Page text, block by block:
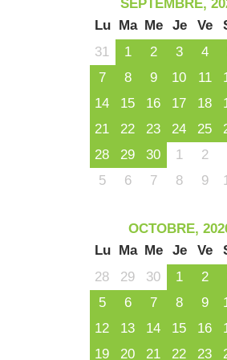
SEPTEMBRE,
Lu
Ma Me Je Ve
31
1 2 3 4
7
8 9 10 11
14
15 16 17 18
21
22 23 24 25
28
29 30 1 2
5
6 7 8 9
OCTOBRE,
Lu
Ma Me Je Ve
28
29 30 1 2
5
6 7 8 9
12
13 14 15 16
19
20 21 22 23